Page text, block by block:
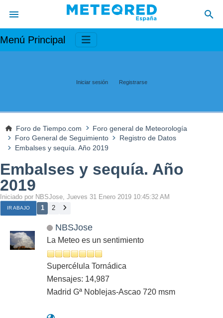
Menú Principal
Iniciar sesión Registrarse
Foro de Tiempo.com
Foro general de Meteorología
Foro General de Seguimiento
Registro de Datos
Embalses y sequía. Año 2019
Embalses y sequía. Año
2019
Iniciado por NBSJose, Jueves 31 Enero 2019 10:45:32 AM
IR ABAJO 1 2
NBSJose
La Meteo es un sentimiento
Supercélula Tornádica
Mensajes: 14,987
Madrid Gª Noblejas-Ascao 720 msm